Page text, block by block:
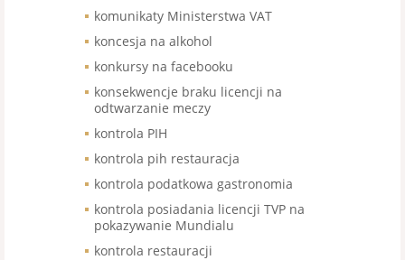
komunikaty Ministerstwa VAT
koncesja na alkohol
konkursy na facebooku
konsekwencje braku licencji na
odtwarzanie meczy
kontrola PIH
kontrola pih restauracja
kontrola podatkowa gastronomia
kontrola posiadania licencji TVP na
pokazywanie Mundialu
kontrola restauracji